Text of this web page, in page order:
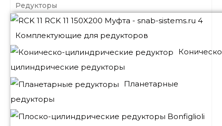
Редукторы
Комплектующие для редукторов
цилиндрические редукторы
Планетарные
редукторы